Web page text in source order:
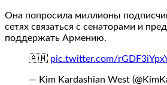
Она попросила миллионы
сетях связаться с сенаторами и
поддержать Армению.
🇦🇲 pic.twitter.com/
— Kim Kardashian West